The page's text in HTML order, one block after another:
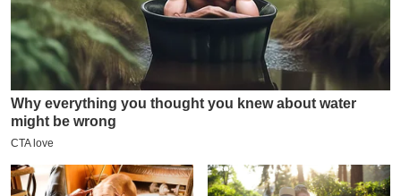
I
P
L
2
0
2
क्रा